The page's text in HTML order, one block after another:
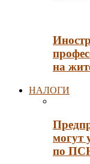
на
НАЛОГИ
могут
по